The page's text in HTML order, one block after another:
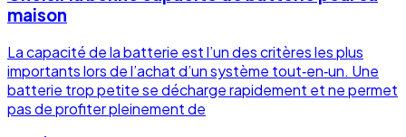
maison
La capacité de la batterie est l’un des critères les plus
importants lors de l’achat d’un système tout‑en‑un. Une
batterie trop petite se décharge rapidement et ne permet
pas de profiter pleinement de